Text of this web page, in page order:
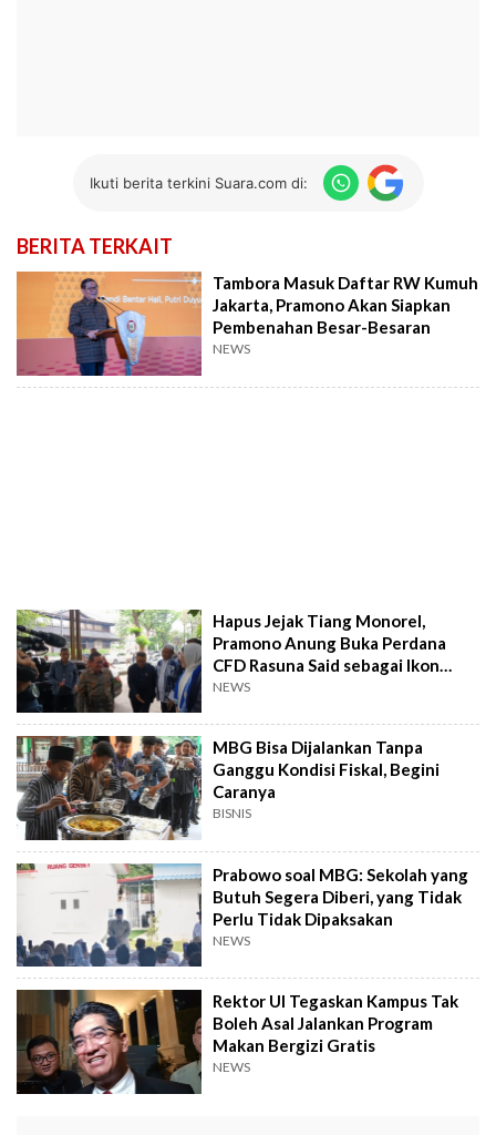
Ikuti berita terkini Suara.com di:
BERITA TERKAIT
Tambora Masuk Daftar RW Kumuh
Jakarta, Pramono Akan Siapkan
Pembenahan Besar-Besaran
NEWS
Hapus Jejak Tiang Monorel,
Pramono Anung Buka Perdana
CFD Rasuna Said sebagai Ikon
Baru Jakarta
NEWS
MBG Bisa Dijalankan Tanpa
Ganggu Kondisi Fiskal, Begini
Caranya
BISNIS
Prabowo soal MBG: Sekolah yang
Butuh Segera Diberi, yang Tidak
Perlu Tidak Dipaksakan
NEWS
Rektor UI Tegaskan Kampus Tak
Boleh Asal Jalankan Program
Makan Bergizi Gratis
NEWS